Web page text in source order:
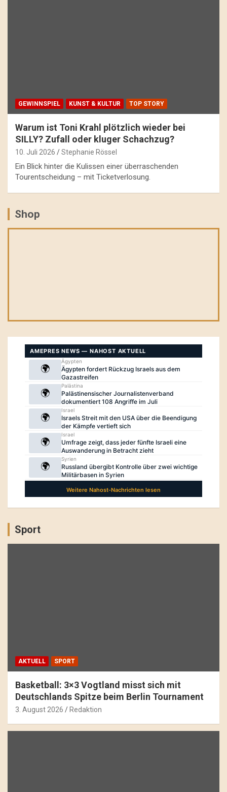
GEWINNSPIEL KUNST & KULTUR TOP STORY
Warum ist Toni Krahl plötzlich wieder bei
SILLY? Zufall oder kluger Schachzug?
10. Juli 2026 Stephanie Rössel
Ein Blick hinter die Kulissen einer überraschenden
Tourentscheidung – mit Ticketverlosung.
Shop
Sport
AKTUELL SPORT
Basketball: 3×3 Vogtland misst sich mit
Deutschlands Spitze beim Berlin Tournament
3. August 2026 Redaktion